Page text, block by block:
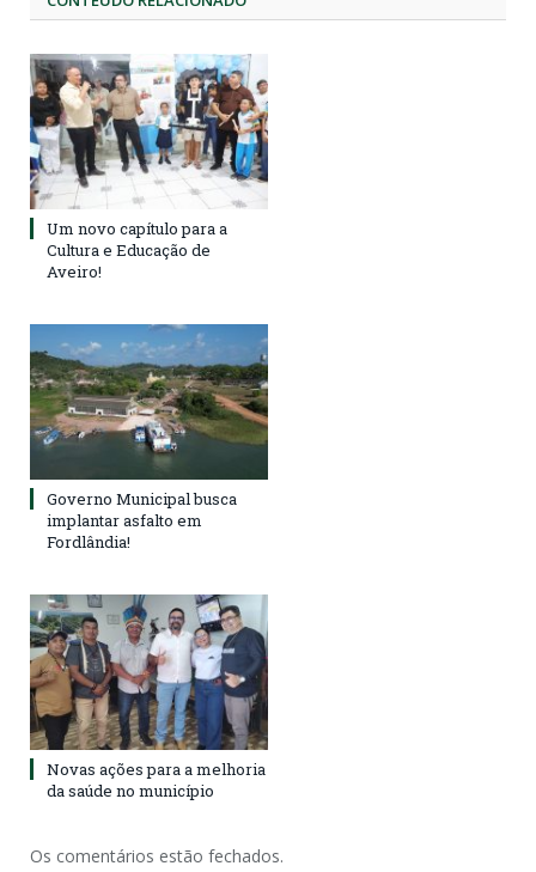
Um novo capítulo para a
Cultura e Educação de
Aveiro!
Governo Municipal busca
implantar asfalto em
Fordlândia!
Novas ações para a melhoria
da saúde no município
Os comentários estão fechados.